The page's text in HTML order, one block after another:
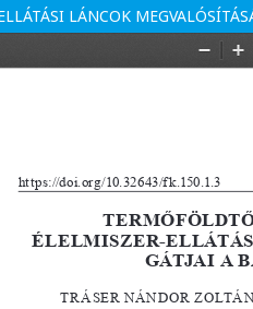
LÁNCOK